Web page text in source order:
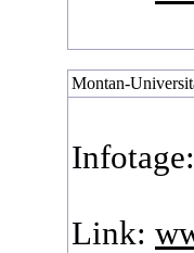
Montan-
Link: